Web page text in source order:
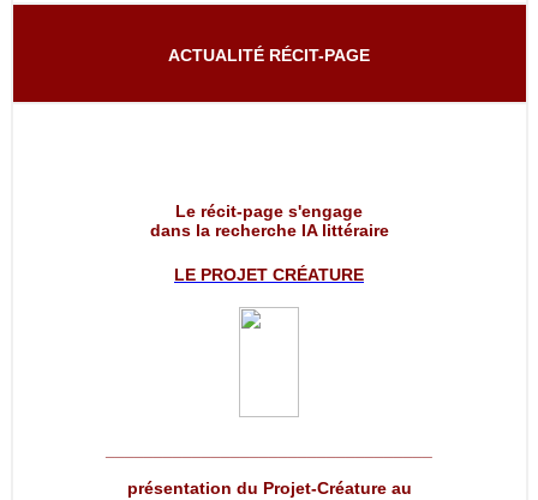
ACTUALITÉ RÉCIT-PAGE
Le récit-page s'engage
dans la recherche IA littéraire
LE PROJET CRÉATURE
présentation du Projet-Créature au